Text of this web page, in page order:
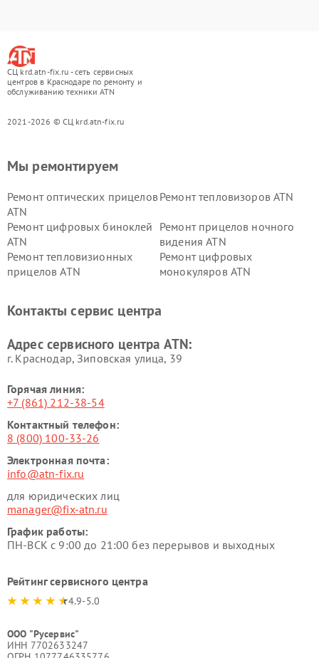
СЦ krd.atn-fix.ru - сеть сервисных
центров в Краснодаре по ремонту и
обслуживанию техники ATN
2021-2026 © СЦ krd.atn-fix.ru
Мы ремонтируем
Ремонт оптических прицелов
ATN
Ремонт тепловизоров ATN
Ремонт цифровых биноклей
ATN
Ремонт прицелов ночного
видения ATN
Ремонт тепловизионных
прицелов ATN
Ремонт цифровых
монокуляров ATN
Контакты сервис центра
Адрес сервисного центра ATN:
г. Краснодар, Зиповская улица, 39
Горячая линия:
+7 (861) 212-38-54
Контактный телефон:
8 (800) 100-33-26
Электронная почта:
info@atn-fix.ru
для юридических лиц
manager@fix-atn.ru
График работы:
ПН-ВСК с 9:00 до 21:00 без перерывов и выходных
Рейтинг сервисного центра
4.9-5.0
ООО "Русервис"
ИНН 7702633247